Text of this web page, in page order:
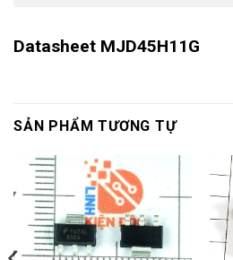
Datasheet MJD45H11G
SẢN PHẨM TƯƠNG TỰ